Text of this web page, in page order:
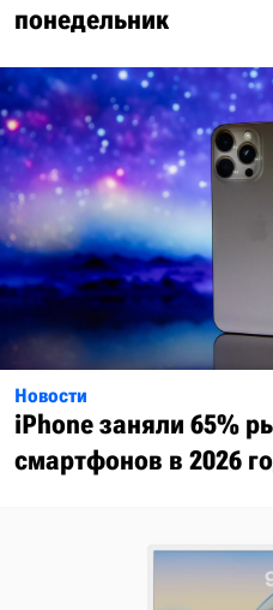
понедельник
Новости
iPhone заняли 65%
смартфонов в 2026